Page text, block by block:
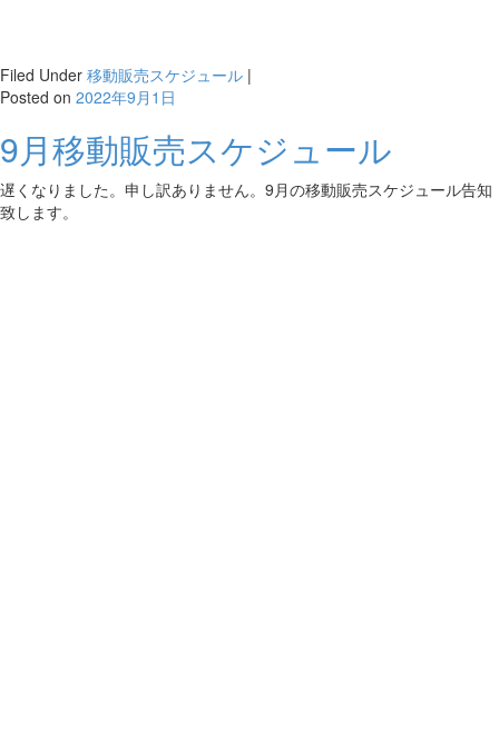
Filed Under 移動販売スケジュール |
Posted on 2022年9月1日
9月移動販売スケジュール
遅くなりました。申し訳ありません。9月の移動販売スケジュール告知
致します。